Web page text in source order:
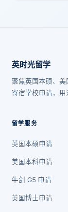
英时光留学
聚焦英国本硕、
寄宿学校申请，用
留学服务
英国本硕申请
美国本科申请
牛剑 G5 申请
英国博士申请